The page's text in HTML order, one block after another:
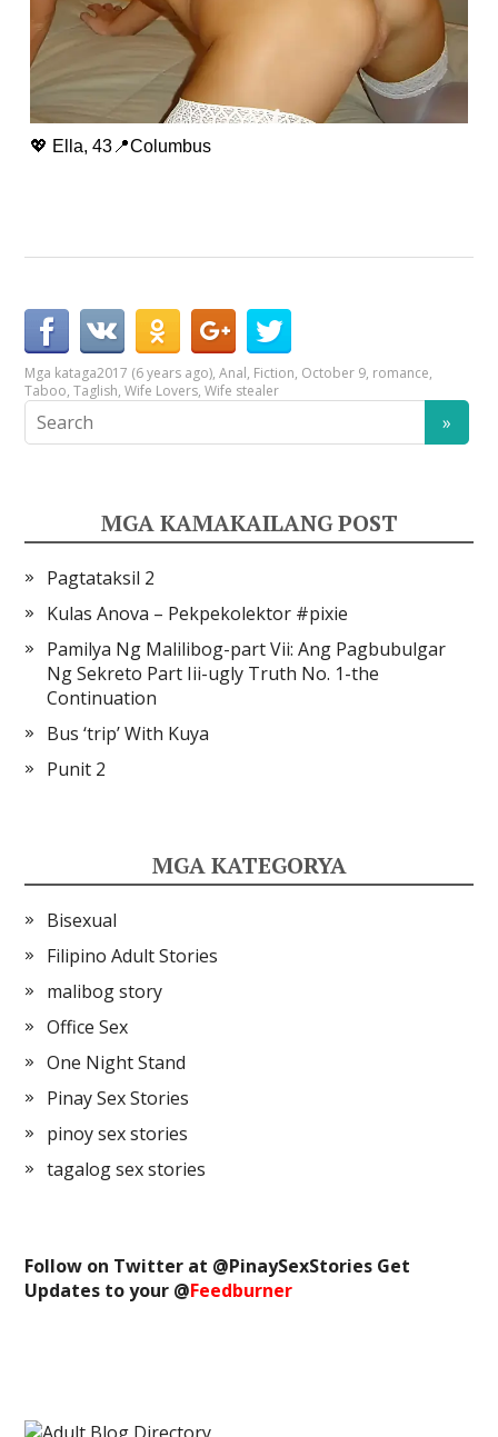
💖 Ella, 43📍Columbus
Mga kataga2017 (6 years ago),Anal, Fiction, October 9, romance,
Taboo,Taglish,Wife Lovers,Wife stealer
MGA KAMAKAILANG POST
Pagtataksil 2
Kulas Anova – Pekpekolektor #pixie
Pamilya Ng Malilibog-part Vii: Ang Pagbubulgar
Ng Sekreto Part Iii-ugly Truth No. 1-the
Continuation
Bus ‘trip’ With Kuya
Punit 2
MGA KATEGORYA
Bisexual
Filipino Adult Stories
malibog story
Office Sex
One Night Stand
Pinay Sex Stories
pinoy sex stories
tagalog sex stories
Follow on Twitter at @PinaySexStories Get
Updates to your @Feedburner